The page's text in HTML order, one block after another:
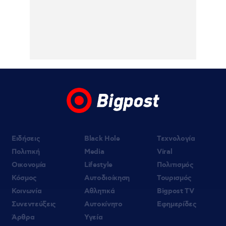
Ειδήσεις
Πολιτική
Οικονομία
Κόσμος
Κοινωνία
Συνεντεύξεις
Άρθρα
Black Hole
Media
Lifestyle
Αυτοδιοίκηση
Αθλητικά
Αυτοκίνητο
Υγεία
Τεχνολογία
Viral
Πολιτισμός
Τουρισμός
Bigpost TV
Εφημερίδες